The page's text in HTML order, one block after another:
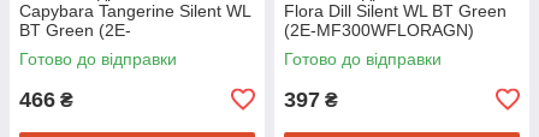
Capybara Tangerine Silent WL
BT Green (2E-
MF300WCAPIBARAGN)
Готово до відправки
466 ₴
Flora Dill Silent WL BT Green
(2E-MF300WFLORAGN)
Готово до відправки
397 ₴